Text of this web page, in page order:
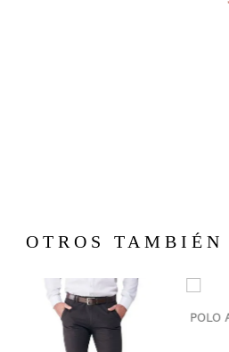
OTROS TAMBIÉN
POLO AYRTON 100%
PIMA BLANCO